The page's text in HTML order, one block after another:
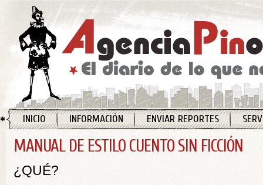
INICIO INFORMACIÓN ENVIAR REPORTES
MANUAL DE ESTILO CUENTO SIN FICCIÓN
¿QUÉ?